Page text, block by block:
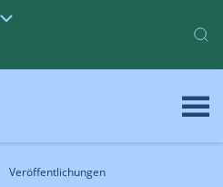
Veröffentlichungen